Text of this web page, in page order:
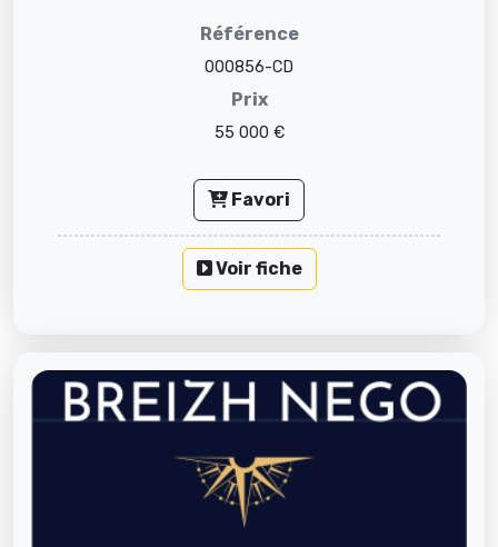
Référence
000856-CD
Prix
55 000 €
Favori
Voir fiche